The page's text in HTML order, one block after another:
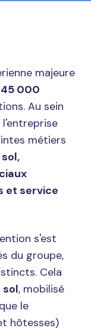
majeure
45 000
Au sein
métiers
et service
s'est
du groupe,
Cela
sol, mobilisé
le
hôtesses)